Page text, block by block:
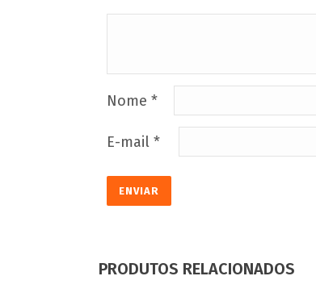
Nome *
E-mail *
PRODUTOS RELACIONADOS